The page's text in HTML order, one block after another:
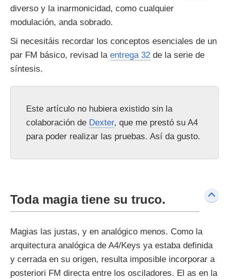
diverso y la inarmonicidad, como cualquier
modulación, anda sobrado.
Si necesitáis recordar los conceptos esenciales de un
par FM básico, revisad la entrega 32 de la serie de
síntesis.
Este artículo no hubiera existido sin la
colaboración de Dexter, que me prestó su A4
para poder realizar las pruebas. Así da gusto.
Toda magia tiene su truco.
Magias las justas, y en analógico menos. Como la
arquitectura analógica de A4/Keys ya estaba definida
y cerrada en su origen, resulta imposible incorporar a
posteriori FM directa entre los osciladores. El as en la